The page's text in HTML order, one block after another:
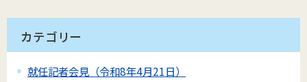
カテゴリー
就任記者会見（令和8年4月21日）